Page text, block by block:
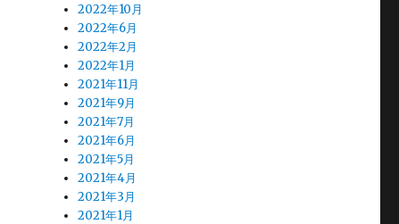
2022年10月
2022年6月
2022年2月
2022年1月
2021年11月
2021年9月
2021年7月
2021年6月
2021年5月
2021年4月
2021年3月
2021年1月